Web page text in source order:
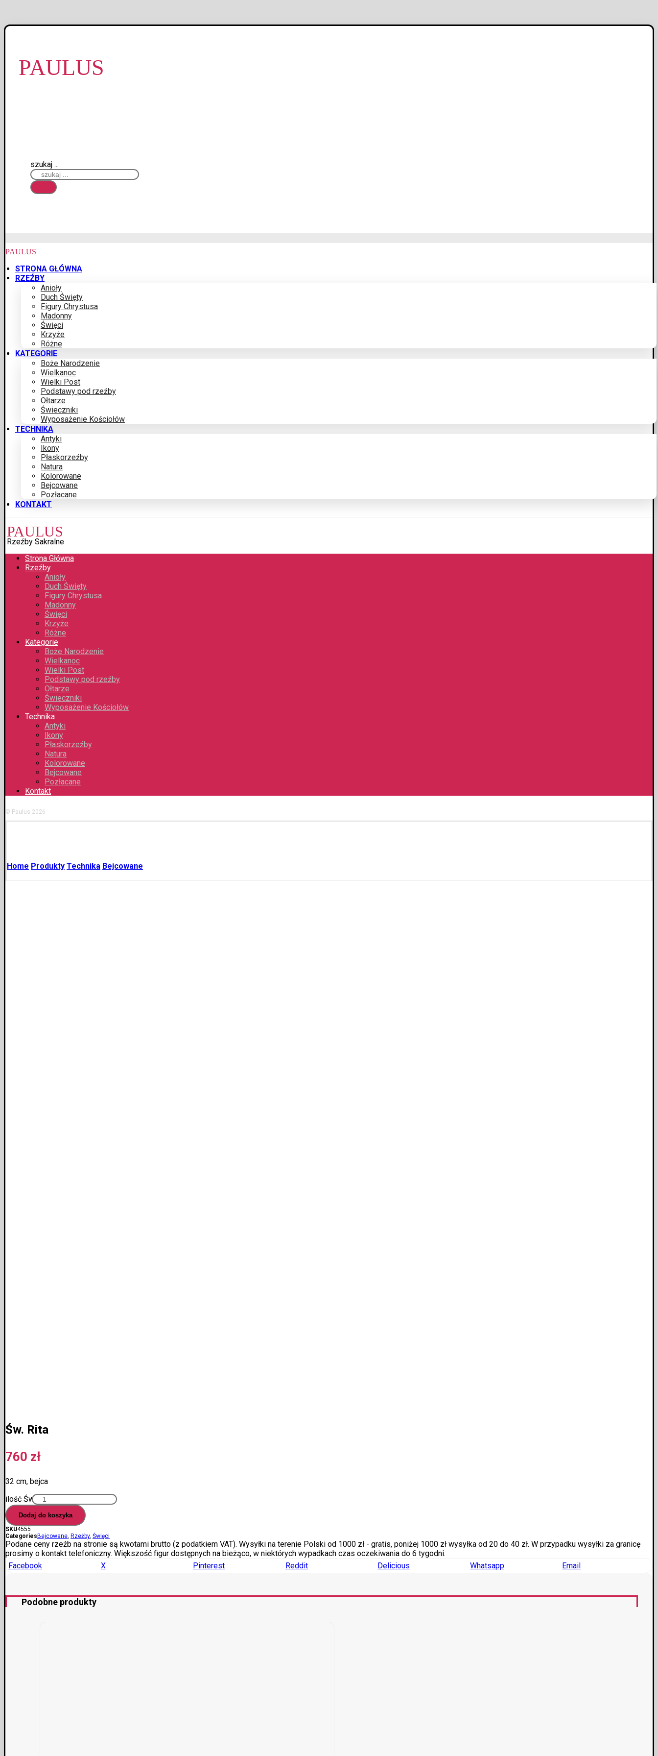
PAULUS
szukaj ...
PAULUS
STRONA GŁÓWNA
RZEŹBY
Anioły
Duch Święty
Figury Chrystusa
Madonny
Święci
Krzyże
Różne
KATEGORIE
Boże Narodzenie
Wielkanoc
Wielki Post
Podstawy pod rzeźby
Ołtarze
Świeczniki
Wyposażenie Kościołów
TECHNIKA
Antyki
Ikony
Płaskorzeźby
Natura
Kolorowane
Bejcowane
Pozłacane
KONTAKT
PAULUS
Rzeźby Sakralne
Strona Główna
Rzeźby
Anioły
Duch Święty
Figury Chrystusa
Madonny
Święci
Krzyże
Różne
Kategorie
Boże Narodzenie
Wielkanoc
Wielki Post
Podstawy pod rzeźby
Ołtarze
Świeczniki
Wyposażenie Kościołów
Technika
Antyki
Ikony
Płaskorzeźby
Natura
Kolorowane
Bejcowane
Pozłacane
Kontakt
© Paulus 2026
Home Produkty Technika Bejcowane
Św. Rita
760 zł
32 cm, bejca
ilość Św. Rita
Dodaj do koszyka
SKU4555
Categories Bejcowane, Rzeżby, Święci
Podane ceny rzeźb na stronie są kwotami brutto (z podatkiem VAT). Wysyłki na terenie Polski od 1000 zł - gratis, poniżej 1000 zł wysyłka od 20 do 40 zł. W przypadku wysyłki za granicę
prosimy o kontakt telefoniczny. Większość figur dostępnych na bieżąco, w niektórych wypadkach czas oczekiwania do 6 tygodni.
Facebook
X Pinterest Reddit Delicious Whatsapp Email
Podobne produkty